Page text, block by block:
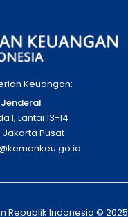
Keuangan:
I, Lantai 13-14
Jakarta Pusat
Republik Indonesia © 2025